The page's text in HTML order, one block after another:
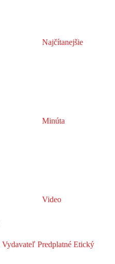
Najčítanejšie
Minúta
Video
Vydavateľ Predplatné Etický